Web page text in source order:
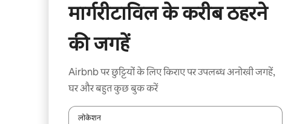
मार्गरीटाविल के करीब ठहरने
की जगहें
Airbnb पर छुट्टियों के लिए किराए पर उपलब्ध अनोखी जगहें,
घर और बहुत कुछ बुक करें
लोकेशन